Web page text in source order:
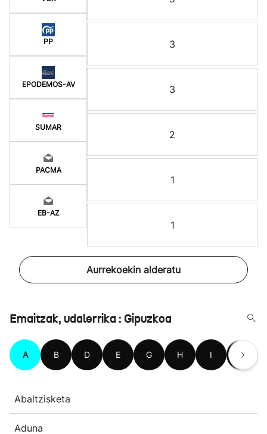
PP
EPODEMOS-AV
SUMAR
PACMA
EB-AZ
3
3
2
1
1
Aurrekoekin alderatu
Emaitzak, udalerrika : Gipuzkoa
A B D E G H I L
Abaltzisketa
Aduna